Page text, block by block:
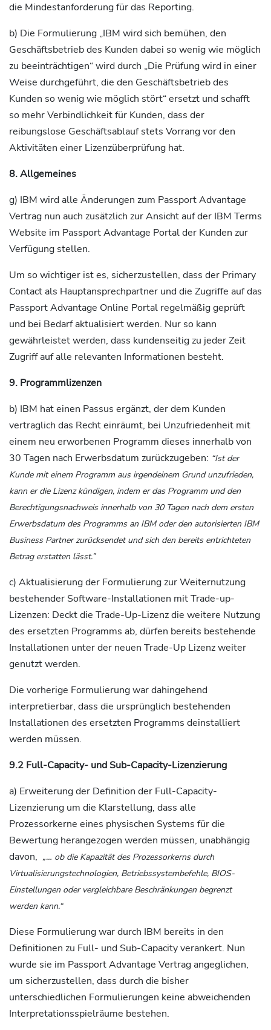
die Mindestanforderung für das Reporting.
b) Die Formulierung „IBM wird sich bemühen, den
Geschäftsbetrieb des Kunden dabei so wenig wie möglich
zu beeinträchtigen“ wird durch „Die Prüfung wird in einer
Weise durchgeführt, die den Geschäftsbetrieb des
Kunden so wenig wie möglich stört“ ersetzt und schafft
so mehr Verbindlichkeit für Kunden, dass der
reibungslose Geschäftsablauf stets Vorrang vor den
Aktivitäten einer Lizenzüberprüfung hat.
8. Allgemeines
g) IBM wird alle Änderungen zum Passport Advantage
Vertrag nun auch zusätzlich zur Ansicht auf der IBM Terms
Website im Passport Advantage Portal der Kunden zur
Verfügung stellen.
Um so wichtiger ist es, sicherzustellen, dass der Primary
Contact als Hauptansprechpartner und die Zugriffe auf das
Passport Advantage Online Portal regelmäßig geprüft
und bei Bedarf aktualisiert werden. Nur so kann
gewährleistet werden, dass kundenseitig zu jeder Zeit
Zugriff auf alle relevanten Informationen besteht.
9. Programmlizenzen
b) IBM hat einen Passus ergänzt, der dem Kunden
vertraglich das Recht einräumt, bei Unzufriedenheit mit
einem neu erworbenen Programm dieses innerhalb von
30 Tagen nach Erwerbsdatum zurückzugeben: “Ist der
Kunde mit einem Programm aus irgendeinem Grund unzufrieden,
kann er die Lizenz kündigen, indem er das Programm und den
Berechtigungsnachweis innerhalb von 30 Tagen nach dem ersten
Erwerbsdatum des Programms an IBM oder den autorisierten IBM
Business Partner zurücksendet und sich den bereits entrichteten
Betrag erstatten lässt.”
c) Aktualisierung der Formulierung zur Weiternutzung
bestehender Software-Installationen mit Trade-up-
Lizenzen: Deckt die Trade-Up-Lizenz die weitere Nutzung
des ersetzten Programms ab, dürfen bereits bestehende
Installationen unter der neuen Trade-Up Lizenz weiter
genutzt werden.
Die vorherige Formulierung war dahingehend
interpretierbar, dass die ursprünglich bestehenden
Installationen des ersetzten Programms deinstalliert
werden müssen.
9.2 Full-Capacity- und Sub-Capacity-Lizenzierung
a) Erweiterung der Definition der Full-Capacity-
Lizenzierung um die Klarstellung, dass alle
Prozessorkerne eines physischen Systems für die
Bewertung herangezogen werden müssen, unabhängig
davon, „… ob die Kapazität des Prozessorkerns durch
Virtualisierungstechnologien, Betriebssystembefehle, BIOS-
Einstellungen oder vergleichbare Beschränkungen begrenzt
werden kann.“
Diese Formulierung war durch IBM bereits in den
Definitionen zu Full- und Sub-Capacity verankert. Nun
wurde sie im Passport Advantage Vertrag angeglichen,
um sicherzustellen, dass durch die bisher
unterschiedlichen Formulierungen keine abweichenden
Interpretationsspielräume bestehen.